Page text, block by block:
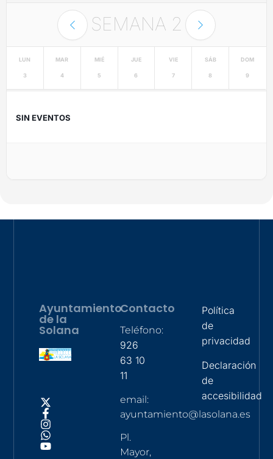
SEMANA 2
LUN
3
MAR
4
MIÉ
5
JUE
6
VIE
7
SÁB
8
DOM
9
SIN EVENTOS
Ayuntamiento
de la
Solana
Contacto
Teléfono:
926
63 10
11
email:
ayuntamiento@lasolana.es
Pl.
Mayor,
Política
de
privacidad
Declaración
de
accesibilidad